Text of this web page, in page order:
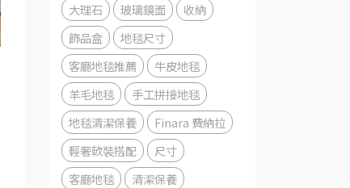
大理石
玻璃鏡面
收納
飾品盒
地毯尺寸
客廳地毯推薦
牛皮地毯
羊毛地毯
手工拼接地毯
地毯清潔保養
Finara 費納拉
輕奢軟裝搭配
尺寸
客廳地毯
清潔保養